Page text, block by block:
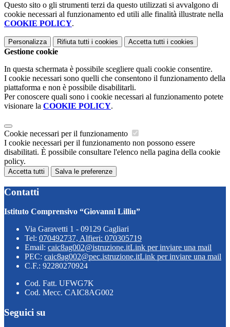
Questo sito o gli strumenti terzi da questo utilizzati si avvalgono di
cookie necessari al funzionamento ed utili alle finalità illustrate nella
COOKIE POLICY.
Personalizza Rifiuta tutti i cookies Accetta tutti i cookies
Gestione cookie
In questa schermata è possibile scegliere quali cookie consentire.
I cookie necessari sono quelli che consentono il funzionamento della
piattaforma e non è possibile disabilitarli.
Per conoscere quali sono i cookie necessari al funzionamento potete
visionare la COOKIE POLICY.
Cookie necessari per il funzionamento
I cookie necessari per il funzionamento non possono essere
disabilitati. È possibile consultare l'elenco nella pagina della cookie
policy.
Accetta tutti Salva le preferenze
Contatti
Istituto Comprensivo “Giovanni Lilliu”
Via Garavetti 1 - 09129 Cagliari
Tel: 070492737, Alfieri: 070305719
Email: caic8ag002@istruzione.itLink per inviare una mail
PEC: caic8ag002@pec.istruzione.itLink per inviare una mail
C.F.: 92280270924
Cod. Fatt. UFWG7K
Cod. Mecc. CAIC8AG002
Seguici su